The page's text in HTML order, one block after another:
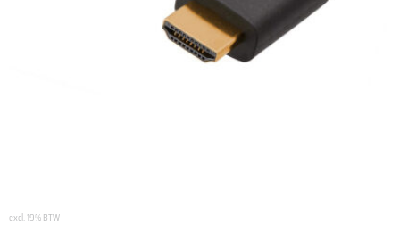
excl. 19% BTW